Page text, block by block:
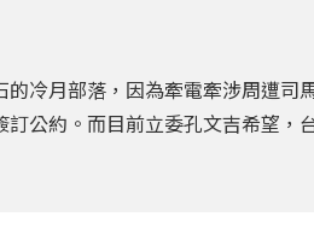
冷月部落，因為牽電牽涉周遭司
公約。而目前立委孔文吉希望，